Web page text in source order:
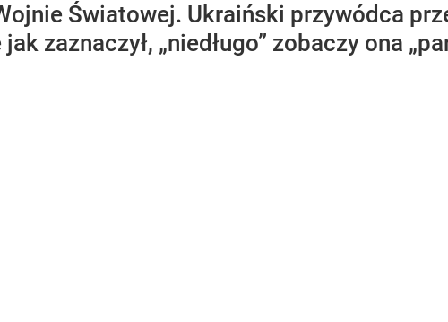
Światowej. Ukraiński przywódca
zaznaczył, „niedługo” zobaczy ona